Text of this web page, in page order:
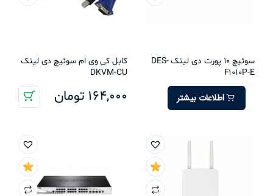
سوئیچ 10 پورت دی لینک DES-
F1010P-E
اطلاعات بیشتر
کابل کی وی ام سوئیچ دی لینک
DKVM-CU
164,000 تومان